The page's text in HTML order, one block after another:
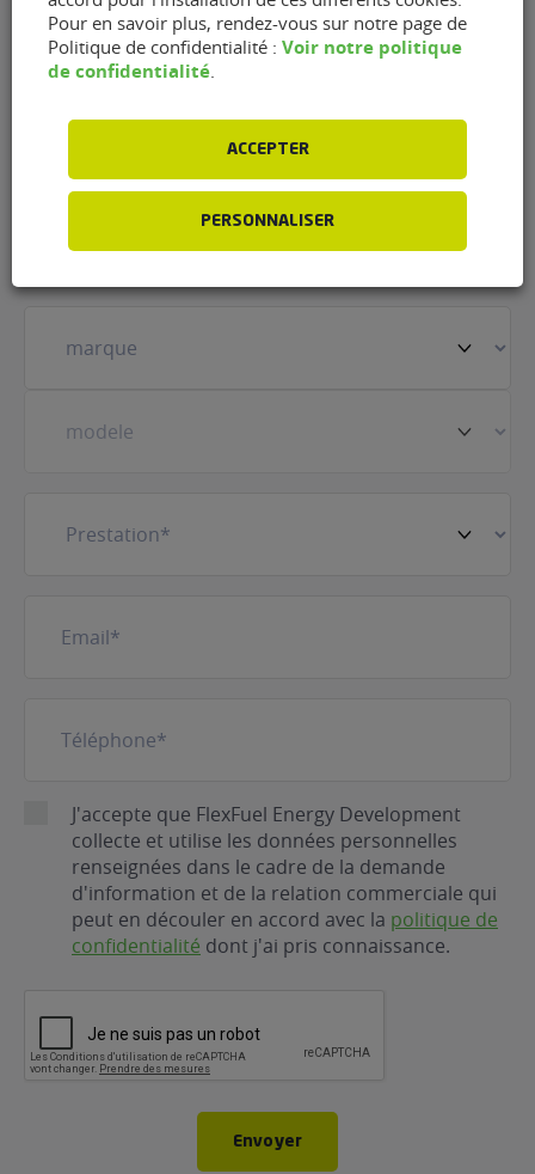
Auto Carrosserie de Vaulx-
en-Velin (69120)
(Nécessaire)
véhicule(Nécessaire)
mail(Nécessaire)
RGPDJ'accepte que FlexFuel Energy Development
collecte et utilise les données personnelles
renseignées dans le cadre de la demande
d'information et de la relation commerciale qui
peut en découler en accord avec la politique de
confidentialité dont j'ai pris connaissance.
Envoyer
Pour en savoir plus, rendez-vous sur notre page de
Politique de confidentialité : Voir notre politique
de confidentialité.
ACCEPTER
PERSONNALISER